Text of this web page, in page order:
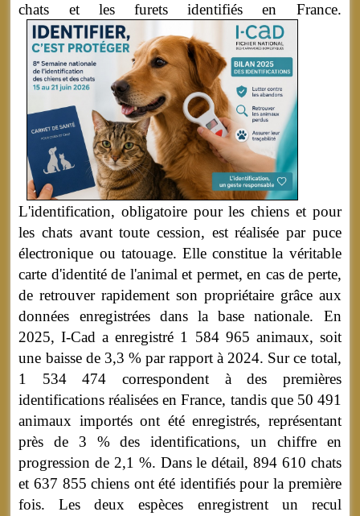
chats et les furets identifiés en France.
L'identification, obligatoire pour les chiens et pour
les chats avant toute cession, est réalisée par puce
électronique ou tatouage. Elle constitue la véritable
carte d'identité de l'animal et permet, en cas de perte,
de retrouver rapidement son propriétaire grâce aux
données enregistrées dans la base nationale. En
2025, I-Cad a enregistré 1 584 965 animaux, soit
une baisse de 3,3 % par rapport à 2024. Sur ce total,
1 534 474 correspondent à des premières
identifications réalisées en France, tandis que 50 491
animaux importés ont été enregistrés, représentant
près de 3 % des identifications, un chiffre en
progression de 2,1 %. Dans le détail, 894 610 chats
et 637 855 chiens ont été identifiés pour la première
fois. Les deux espèces enregistrent un recul